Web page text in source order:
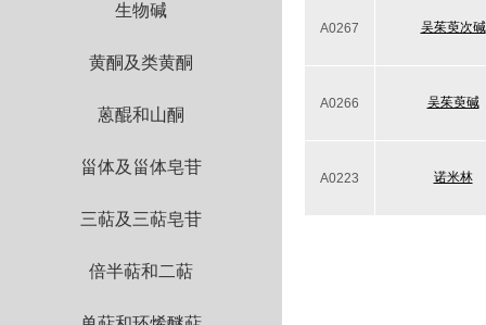
生物碱
黄酮及类黄酮
蒽醌和山酮
甾体及甾体皂苷
三萜及三萜皂苷
倍半萜和二萜
A0267 吴茱萸次碱
A0266 吴茱萸碱
A0223 诺米林